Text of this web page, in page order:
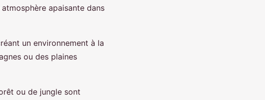
apaisante dans
un environnement à la
ou des plaines
ou de jungle sont